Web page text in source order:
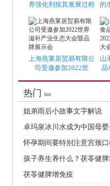
养强化剂按其发展过程
的
上海燕莱居贸易有限公
司受邀参加2022世
山
品
热门 hot
姐弟雨后小故事文字解说
卓玛泉冰川水成为中国母
怀孕期间要特别注意宫颈
孩子养生养什么？茯苓健
茯苓健脾增免疫